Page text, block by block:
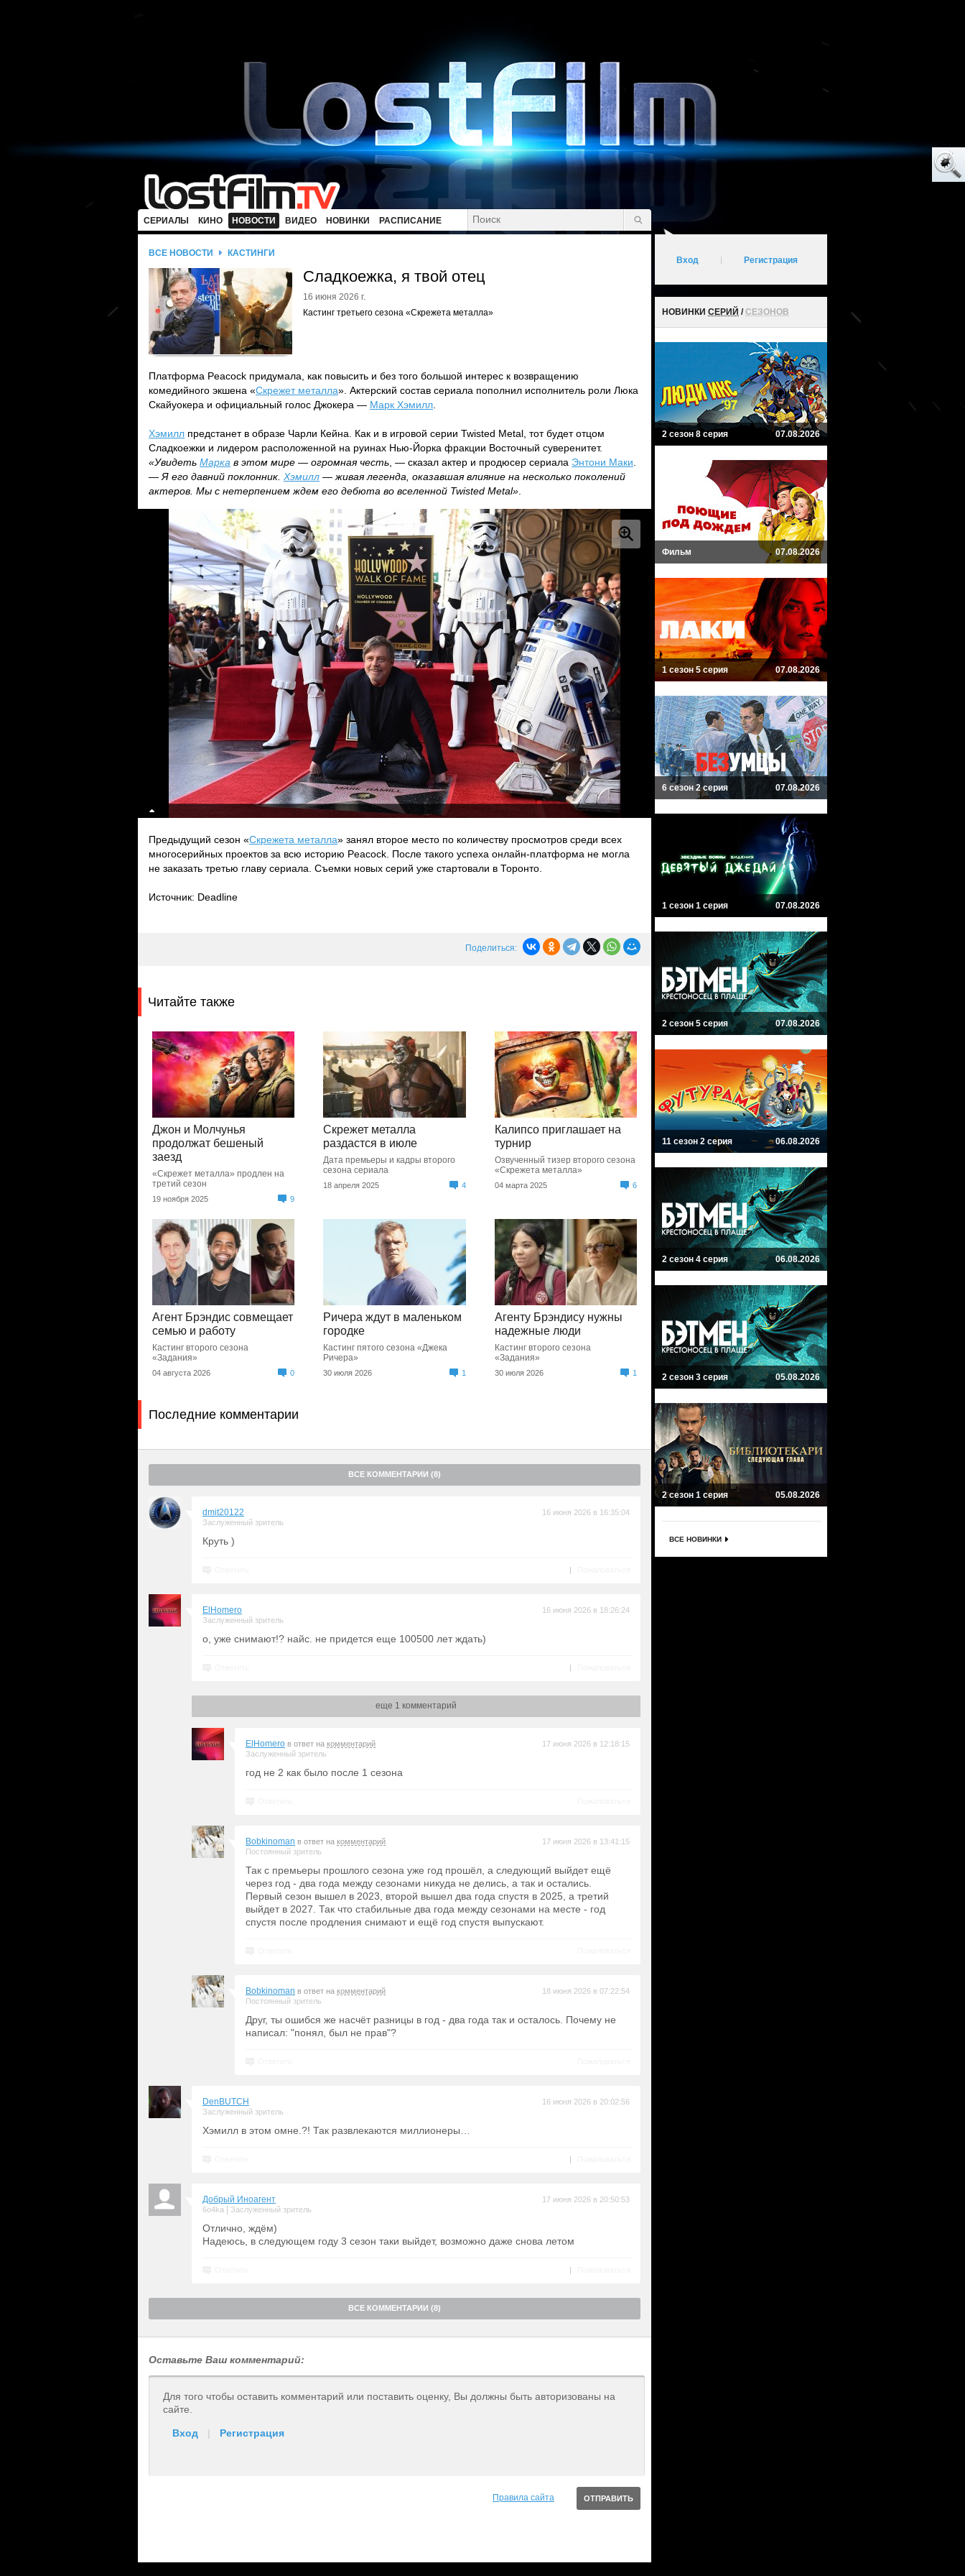
СЕРИАЛЫ КИНО НОВОСТИ ВИДЕО НОВИНКИ РАСПИСАНИЕ
ВСЕ НОВОСТИ КАСТИНГИ
Сладкоежка, я твой отец
16 июня 2026 г.
Кастинг третьего сезона «Скрежета металла»
Платформа Peacock придумала, как повысить и без того большой интерес к возвращению
комедийного экшена «Скрежет металла». Актерский состав сериала пополнил исполнитель роли Люка
Скайуокера и официальный голос Джокера — Марк Хэмилл
Хэмилл предстанет в образе Чарли Кейна. Как и в игровой серии Twisted Metal, тот будет отцом
Сладкоежки и лидером расположенной на руинах Нью-Йорка фракции Восточный суверенитет.
«Увидеть Марка в этом мире — огромная честь , — сказал актер и продюсер сериала Энтони Маки
— Я его давний поклонник. Хэмилл — живая легенда, оказавшая влияние на несколько поколений
актеров. Мы с нетерпением ждем его дебюта во вселенной Twisted Metal»
Предыдущий сезон «Скрежета металла» занял второе место по количеству просмотров среди всех
многосерийных проектов за всю историю Peacock. После такого успеха онлайн-платформа не могла
не заказать третью главу сериала. Съемки новых серий уже стартовали в Торонто.
Источник: Deadline
Поделиться:
Читайте также
Джон и Молчунья
продолжат бешеный
заезд
«Скрежет металла» продлен на
третий сезон
19 ноября 2025 9
Скрежет металла
раздастся в июле
Дата премьеры и кадры второго
сезона сериала
18 апреля 2025 4
Калипсо приглашает на
турнир
Озвученный тизер второго сезона
«Скрежета металла»
04 марта 2025 6
Агент Брэндис совмещает
семью и работу
Кастинг второго сезона
«Задания»
04 августа 2026 0
Ричера ждут в маленьком
городке
Кастинг пятого сезона «Джека
Ричера»
30 июля 2026 1
Агенту Брэндису нужны
надежные люди
Кастинг второго сезона
«Задания»
30 июля 2026 1
Последние комментарии
ВСЕ КОММЕНТАРИИ (8)
dmit20122
Заслуженный зритель
16 июня 2026 в 16:35:04
Круть )
|
ElHomero
Заслуженный зритель
16 июня 2026 в 18:26:24
о, уже снимают!? найс. не придется еще 100500 лет ждать)
|
еще 1 комментарий
ElHomero в ответ на комментарий
Заслуженный зритель
17 июня 2026 в 12:18:15
год не 2 как было после 1 сезона
Bobkinoman в ответ на комментарий
Постоянный зритель
17 июня 2026 в 13:41:15
Так с премьеры прошлого сезона уже год прошёл, а следующий выйдет ещё
через год - два года между сезонами никуда не делись, а так и остались.
Первый сезон вышел в 2023, второй вышел два года спустя в 2025, а третий
выйдет в 2027. Так что стабильные два года между сезонами на месте - год
спустя после продления снимают и ещё год спустя выпускают.
Bobkinoman в ответ на комментарий
Постоянный зритель
18 июня 2026 в 07:22:54
Друг, ты ошибся же насчёт разницы в год - два года так и осталось. Почему не
написал: "понял, был не прав"?
DenBUTCH
Заслуженный зритель
16 июня 2026 в 20:02:56
Хэмилл в этом омне.?! Так развлекаются миллионеры…
|
Добрый Иноагент
6o4ka Заслуженный зритель
17 июня 2026 в 20:50:53
Отлично, ждём)
Надеюсь, в следующем году 3 сезон таки выйдет, возможно даже снова летом
|
ВСЕ КОММЕНТАРИИ (8)
Оставьте Ваш комментарий:
Для того чтобы оставить комментарий или поставить оценку, Вы должны быть авторизованы на
сайте.
Вход | Регистрация
Правила сайта
Вход Регистрация
НОВИНКИ СЕРИЙ /СЕЗОНОВ
2 сезон 8 серия 07.08.2026
Фильм 07.08.2026
1 сезон 5 серия 07.08.2026
6 сезон 2 серия 07.08.2026
1 сезон 1 серия 07.08.2026
2 сезон 5 серия 07.08.2026
11 сезон 2 серия 06.08.2026
2 сезон 4 серия 06.08.2026
2 сезон 3 серия 05.08.2026
2 сезон 1 серия 05.08.2026
ВСЕ НОВИНКИ